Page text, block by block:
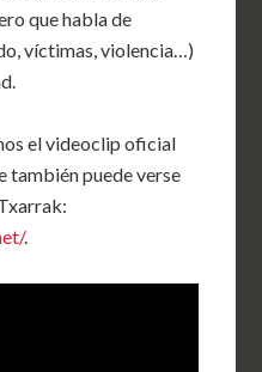
que habla de
víctimas, violencia…)
el videoclip oficial
también puede verse
.